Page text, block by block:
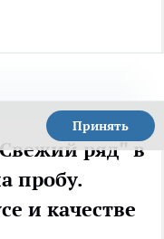
Принять
ряд" в
пробу.
и качестве